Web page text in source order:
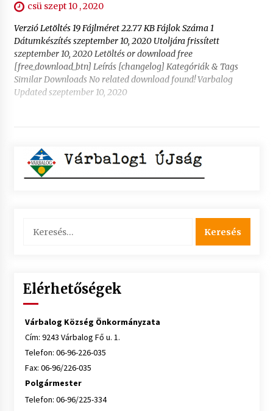
csü szept 10 , 2020
Verzió Letöltés 19 Fájlméret 22.77 KB Fájlok Száma 1
Dátumkészítés szeptember 10, 2020 Utoljára frissített
szeptember 10, 2020 Letöltés or download free
[free_download_btn] Leírás [changelog] Kategóriák & Tags
Similar Downloads No related download found! Varbalog
Updated szeptember 10, 2020
Elérhetőségek
Várbalog Község Önkormányzata
Cím: 9243 Várbalog Fő u. 1.
Telefon: 06-96-226-035
Fax: 06-96/226-035
Polgármester
Telefon: 06-96/225-334